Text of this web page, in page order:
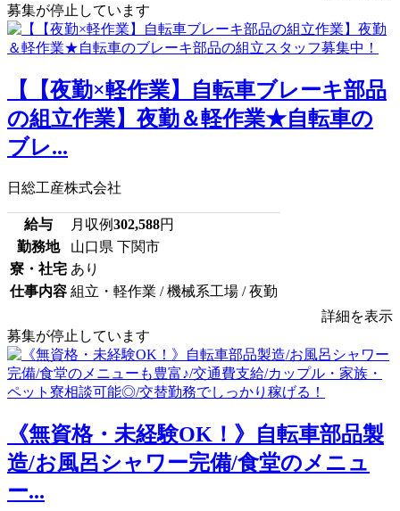
募集が停止しています
【【夜勤×軽作業】自転車ブレーキ部品
の組立作業】夜勤＆軽作業★自転車の
ブレ...
日総工産株式会社
給与 月収例302,588円
勤務地
山口県 下関市
寮・社宅 あり
仕事内容 組立・軽作業 / 機械系工場 / 夜勤
詳細を表示
募集が停止しています
《無資格・未経験OK！》自転車部品製
造/お風呂シャワー完備/食堂のメニュ
ー...